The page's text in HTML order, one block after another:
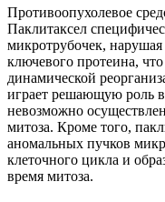
Противоопухолевое
Паклитаксел
микротрубочек,
ключевого протеина,
динамической
играет решающую роль
невозможно
митоза. Кроме того,
аномальных пучков
клеточного цикла и
время митоза.